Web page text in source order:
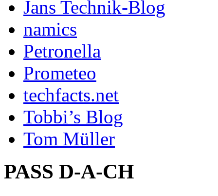
Jans Technik-Blog
namics
Petronella
Prometeo
techfacts.net
Tobbi’s Blog
Tom Müller
PASS D-A-CH